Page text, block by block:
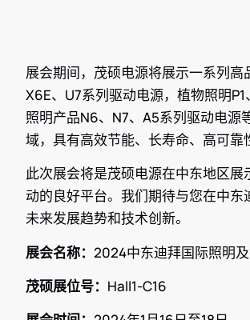
展会期间，茂硕电源将展示一系列高
X6E、U7系列驱动电源，植物照明
照明产品N6、N7、A5系列驱动电源
域，具有高效节能、长寿命、高可靠
此次展会将是茂硕电源在中东地区
动的良好平台。我们期待与您在中
未来发展趋势和技术创新。
展会名称： 2024中东迪拜国际照明
茂硕展位号： Hall1-C16